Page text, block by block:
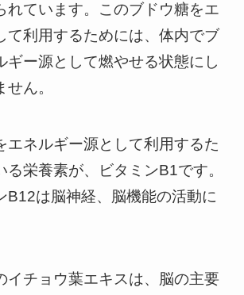
れています。このブドウ糖をエ
て利用するためには、体内でブ
ギー源として燃やせる状態にし
ん。
エネルギー源として利用するた
る栄養素が、ビタミンB1です。
B12は脳神経、脳機能の活動に
イチョウ葉エキスは、脳の主要